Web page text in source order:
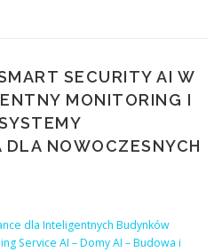
SECURITY AI W
MONITORING I
NOWOCZESNYCH
dla Inteligentnych Budynków
Service AI – Domy AI – Budowa i